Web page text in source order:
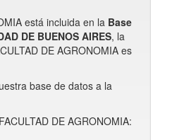
está incluida en la Base
DE BUENOS AIRES, la
DE AGRONOMIA es
base de datos a la
DE AGRONOMIA: